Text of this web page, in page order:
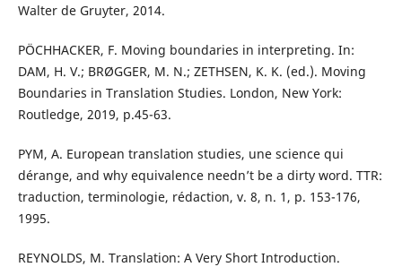
Walter de Gruyter, 2014.
PÖCHHACKER, F. Moving boundaries in interpreting. In:
DAM, H. V.; BRØGGER, M. N.; ZETHSEN, K. K. (ed.). Moving
Boundaries in Translation Studies. London, New York:
Routledge, 2019, p.45-63.
PYM, A. European translation studies, une science qui
dérange, and why equivalence needn’t be a dirty word. TTR:
traduction, terminologie, rédaction, v. 8, n. 1, p. 153-176,
1995.
REYNOLDS, M. Translation: A Very Short Introduction.